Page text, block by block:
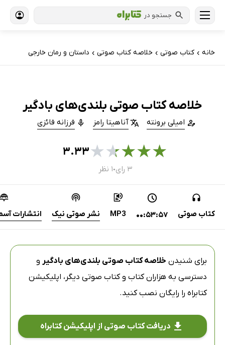
جستجو در
خانه › کتاب‌ صوتی › خلاصه کتاب صوتی › داستان و رمان خارجی
خلاصه کتاب صوتی بلندی‌های بادگیر
امیلی برونته آناهیتا رامز فرزانه فائزی
★
★
★
★
★۳.۳۳
۳ رای ● ۱ نظر
کتاب صوتی 00:53:57
MP3 نشر صوتی نیک انتشارات
برای شنیدن خلاصه کتاب صوتی بلندی‌های بادگیر و
دسترسی به هزاران کتاب و کتاب صوتی دیگر، اپلیکیشن
کتابراه را رایگان نصب کنید.
دریافت کتاب صوتی از اپلیکیشن کتابراه